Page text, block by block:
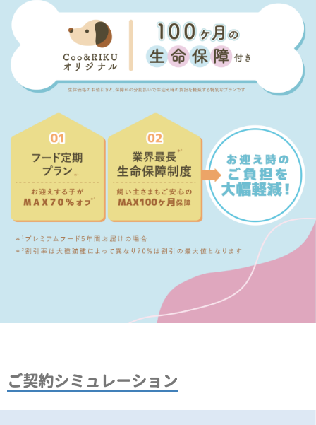
ご契約シミュレーション